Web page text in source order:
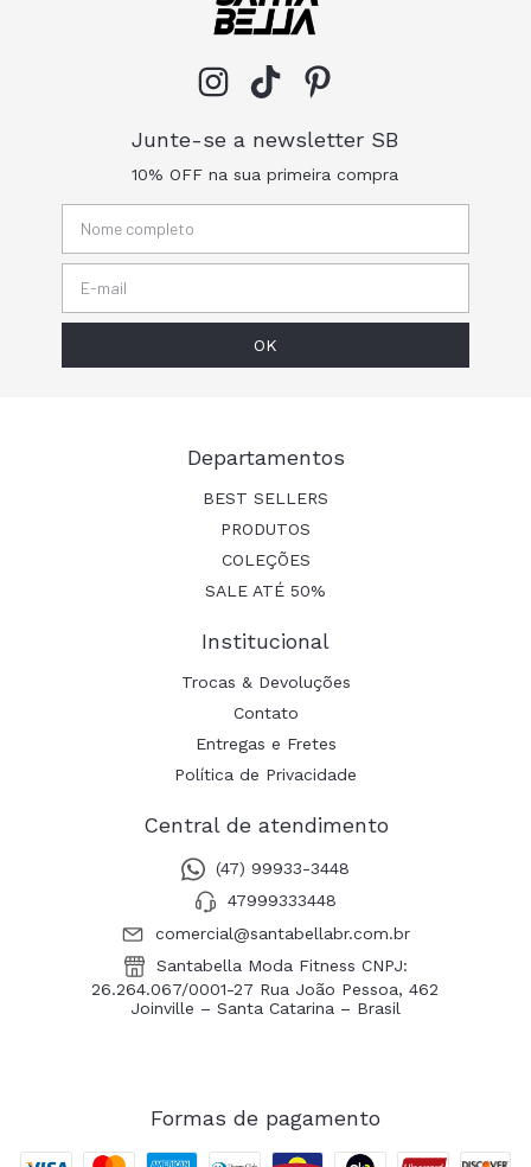
Junte-se a newsletter SB
10% OFF na sua primeira compra
Departamentos
BEST SELLERS
PRODUTOS
COLEÇÕES
SALE ATÉ 50%
Institucional
Trocas & Devoluções
Contato
Entregas e Fretes
Política de Privacidade
Central de atendimento
(47) 99933-3448
47999333448
comercial@santabellabr.com.br
Santabella Moda Fitness CNPJ:
26.264.067/0001-27 Rua João Pessoa, 462
Joinville – Santa Catarina – Brasil
Formas de pagamento